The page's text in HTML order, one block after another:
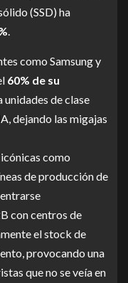
(SSD) ha
.
como Samsung y
60% de su
unidades de clase
dejando las migajas
como
de producción de
con centros de
el stock de
provocando una
que no se veía en